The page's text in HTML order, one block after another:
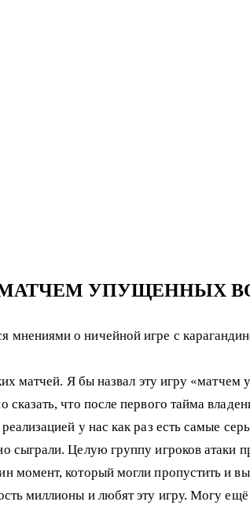
УПУЩЕННЫХ
мнениями о ничейной игре с
матчей. Я бы назвал эту игру
что после первого тайма
у нас как раз есть самые
Целую группу игроков атаки
момент, который могли пропустить и
миллионы и любят эту игру. Могу